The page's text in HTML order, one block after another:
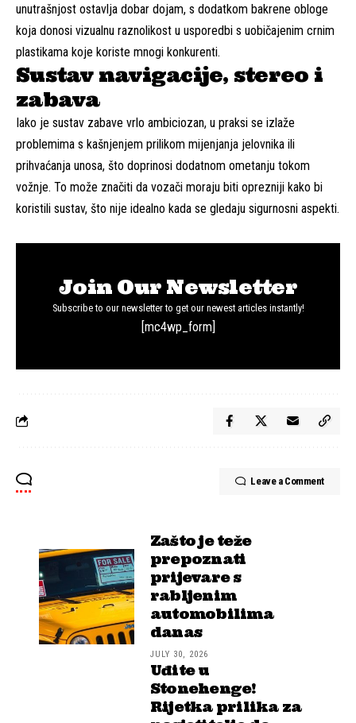
unutrašnjost ostavlja dobar dojam, s dodatkom bakrene obloge
koja donosi vizualnu raznolikost u usporedbi s uobičajenim crnim
plastikama koje koriste mnogi konkurenti.
Sustav navigacije, stereo i
zabava
Iako je sustav zabave vrlo ambiciozan, u praksi se izlaže
problemima s kašnjenjem prilikom mijenjanja jelovnika ili
prihvaćanja unosa, što doprinosi dodatnom ometanju tokom
vožnje. To može značiti da vozači moraju biti oprezniji kako bi
koristili sustav, što nije idealno kada se gledaju sigurnosni aspekti.
Join Our Newsletter
Subscribe to our newsletter to get our newest articles instantly!
[mc4wp_form]
Leave a Comment
Zašto je teže
prepoznati
prijevare s
rabljenim
automobilima
danas
JULY 30, 2026
Uđite u
Stonehenge!
Rijetka prilika za